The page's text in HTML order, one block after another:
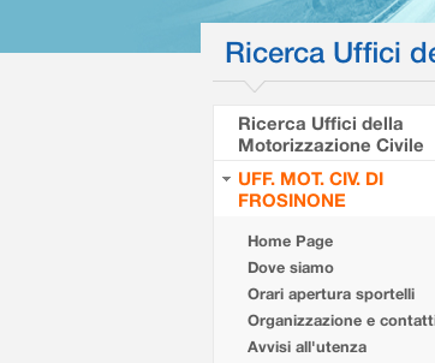
Ricerca Uffici
Ricerca Uffici della
Motorizzazione Civile
UFF. MOT. CIV. DI
FROSINONE
Home Page
Dove siamo
Orari apertura sportelli
Organizzazione e
Avvisi all'utenza